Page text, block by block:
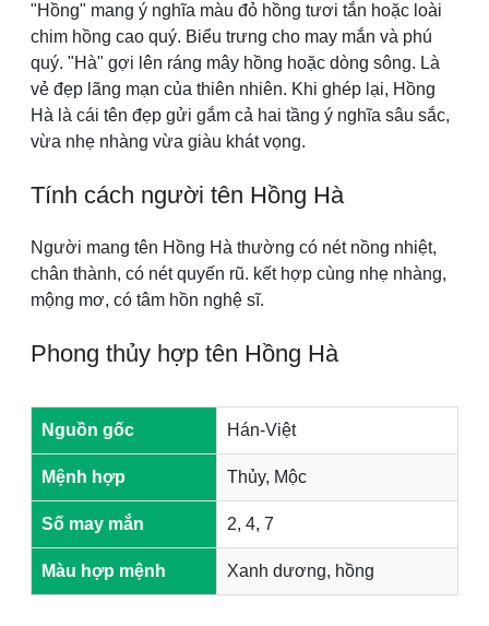
"Hồng" mang ý nghĩa màu đỏ hồng tươi tắn hoặc loài
chim hồng cao quý. Biểu trưng cho may mắn và phú
quý. "Hà" gợi lên ráng mây hồng hoặc dòng sông. Là
vẻ đẹp lãng mạn của thiên nhiên. Khi ghép lại, Hồng
Hà là cái tên đẹp gửi gắm cả hai tầng ý nghĩa sâu sắc,
vừa nhẹ nhàng vừa giàu khát vọng.
Tính cách người tên Hồng Hà
Người mang tên Hồng Hà thường có nét nồng nhiệt,
chân thành, có nét quyến rũ. kết hợp cùng nhẹ nhàng,
mộng mơ, có tâm hồn nghệ sĩ.
Phong thủy hợp tên Hồng Hà
Nguồn gốc Hán-Việt
Mệnh hợp Thủy, Mộc
Số may mắn 2, 4, 7
Màu hợp mệnh Xanh dương, hồng